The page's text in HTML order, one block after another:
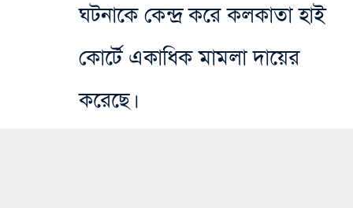
ঘটনাকে কেন্দ্র করে কলকাতা হাই
কোর্টে একাধিক মামলা দায়ের
করেছে।